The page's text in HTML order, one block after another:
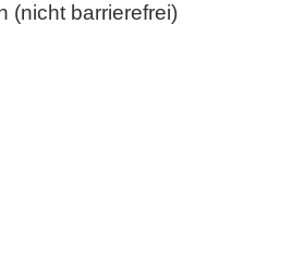
(nicht barrierefrei)